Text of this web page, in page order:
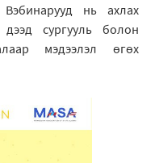
нь ахлах
сургууль болон
мэдээлэл өгөх